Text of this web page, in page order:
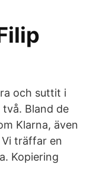
och suttit i
Bland de
Klarna, även
träffar en
Kopiering